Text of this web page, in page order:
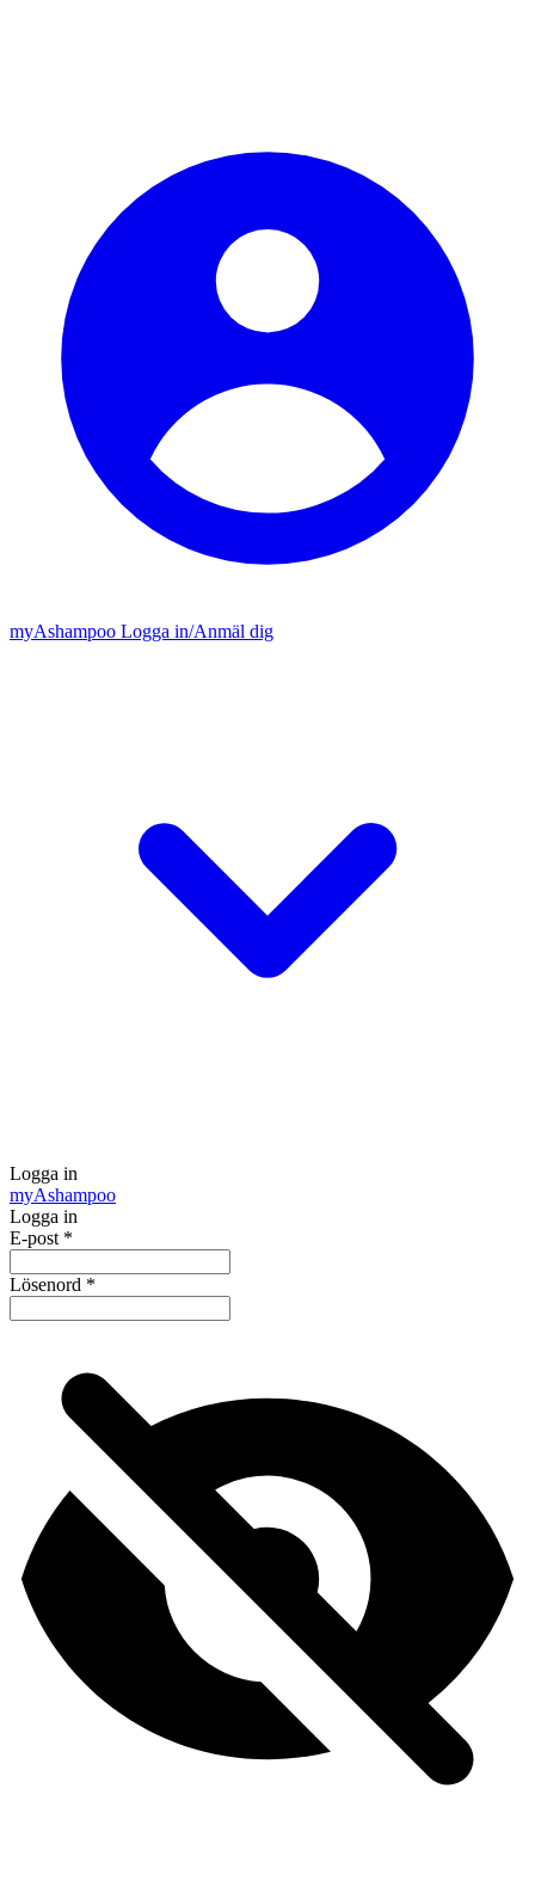
myAshampoo Logga in/Anmäl dig
Logga in
myAshampoo
Logga in
E-post *
Lösenord *